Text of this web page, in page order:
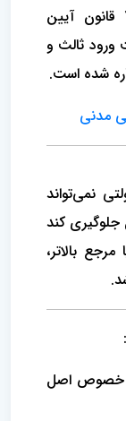
ماهوی قرار گرفته باشد. لکن ماده 7 قانون آیین
ورود ثالث و
شده است.
نمی‌تواند
جلوگیری کند
بالاتر،
در خصوص اصل